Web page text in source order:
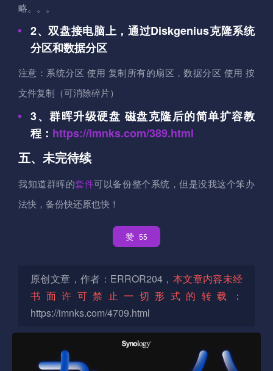
略。。。
2、双盘接电脑上，通过Diskgenius克隆系统
分区和数据分区
注意：系统分区 使用 复制所有的扇区，数据分区 使用 按
文件复制（可消除碎片）
3、群晖升级硬盘 磁盘克隆后的简单扩容教
程： https://imnks.com/389.html
五、未完待续
我知道群晖的套件可以备份整个系统，但是没我这个笨办
法快，备份快还原也快！
赞 55
原创文章，作者：ERROR204， 本文章内容未经
书面许可禁止一切形式的转载
：
https://imnks.com/4709.html